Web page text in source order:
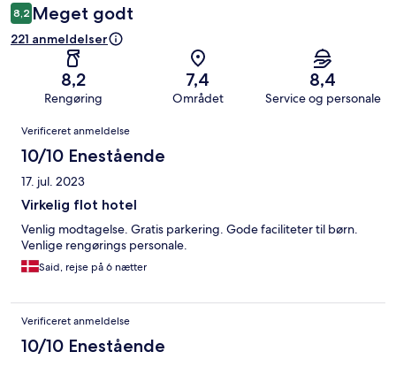
8,2 Meget godt
221 anmeldelser
8,2
Rengøring
7,4
Området
8,4
Service og personale
Anmeldelser
Verificeret anmeldelse
10/10 Enestående
17. jul. 2023
Virkelig flot hotel
Venlig modtagelse. Gratis parkering. Gode faciliteter til børn.
Venlige rengørings personale.
Said, rejse på 6 nætter
Verificeret anmeldelse
10/10 Enestående